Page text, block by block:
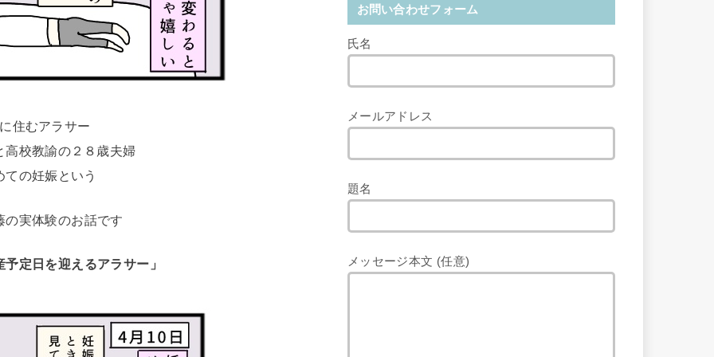
住むアラサー
高校教諭の２８歳夫婦
ての妊娠という
の実体験のお話です
定日を迎えるアラサー」
お問い合わせフォーム
氏名
メールアドレス
題名
メッセージ本文 (任意)